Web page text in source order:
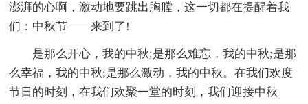
澎湃的心啊，激动地要跳出胸膛，这一切都在提醒着我
们：中秋节——来到了!
是那么开心，我的中秋;是那么难忘，我的中秋;是那
么幸福，我的中秋;是那么激动，我的中秋。在我们欢度
节日的时刻，在我们欢聚一堂的时刻，我们迎接中秋